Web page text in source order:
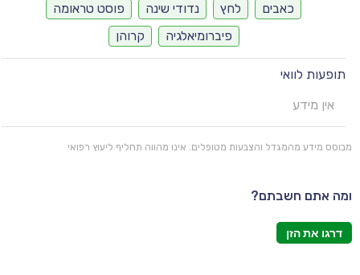
כאבים
לחץ נדודי שינה
פוסט טראומה
פיברומיאלגיה
קרוהן
תופעות לוואי
אין מידע
מבוסס מידע מהמגדל והצבעות מטופלים. אינו מהווה תחליף ליעוץ רפואי
ומה אתם חשבתם?
דרגו את הזן